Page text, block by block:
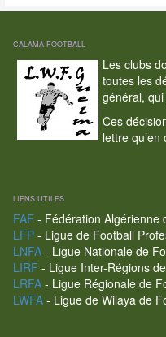
CALAMA FOOTBALL
Les clubs
toutes les
général,
Ces
lettre
LIENS UTILES
FAF - Fédération Algérienne
LFP- Ligue de Football
LNFA- Ligue Nationale de
LIRF - Ligue Inter-Régions
LRFA- Ligue Régionale de
LWFA- Ligue de Wilaya de